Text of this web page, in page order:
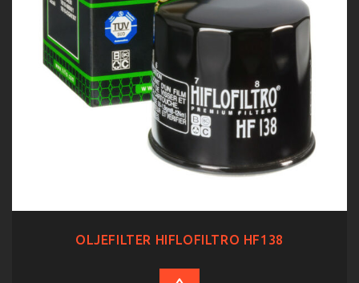
OLJEFILTER HIFLOFILTRO HF138